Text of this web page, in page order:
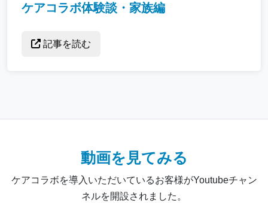
ケアコラボ体験談・家族編
記事を読む
動画を見てみる
ケアコラボを導入いただいているお客様がYoutubeチャン
ネルを開設されました。